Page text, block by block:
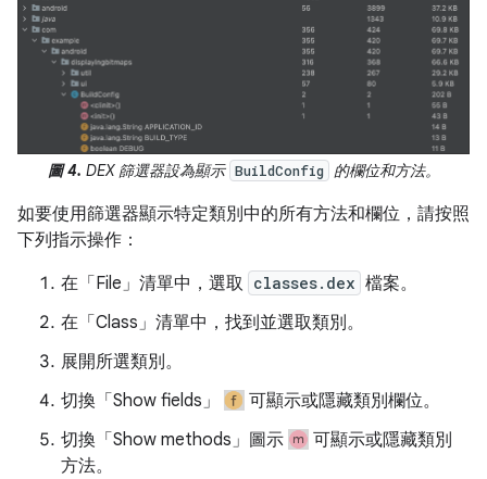
圖 4. DEX 篩選器設為顯示 BuildConfig 的欄位和方法。
如要使用篩選器顯示特定類別中的所有方法和欄位，請按照
下列指示操作：
在「File」 清單中，選取 classes.dex 檔案。
在「Class」 清單中，找到並選取類別。
展開所選類別。
切換「Show fields」
可顯示或隱藏類別欄位。
切換「Show methods」圖示
可顯示或隱藏類別
方法。